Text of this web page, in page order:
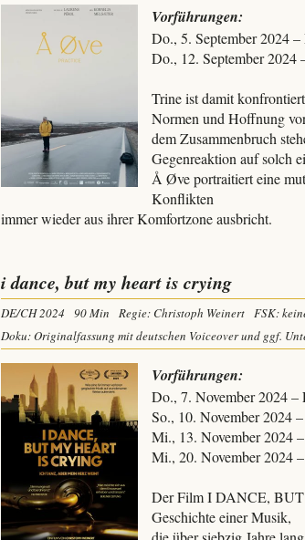
Vorführungen:
Do., 5. September 2024
Do., 12. September 2024
Trine ist damit
Normen und Hoffnung
dem Zusammenbruch
Gegenreaktion auf solch
Å Øve portraitiert eine
Konflikten
immer wieder aus ihrer Komfortzone ausbricht.
i dance, but my heart is crying
DE/CH 2024 90 Min Regie: Christoph Weinert FSK:
Doku: Originalfassung mit deutschen Voiceover und ggf.
Vorführungen:
Do., 7. November 2024
So., 10. November 2024
Mi., 13. November 2024
Mi., 20. November 2024
Der Film I DANCE,
Geschichte einer Musik,